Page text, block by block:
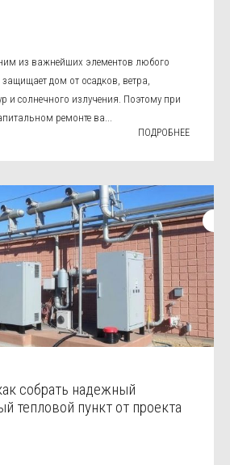
из важнейших элементов любого
дом от осадков, ветра,
и солнечного излучения. Поэтому при
ремонте ва...
ПОДРОБНЕЕ
собрать надежный
тепловой пункт от проекта